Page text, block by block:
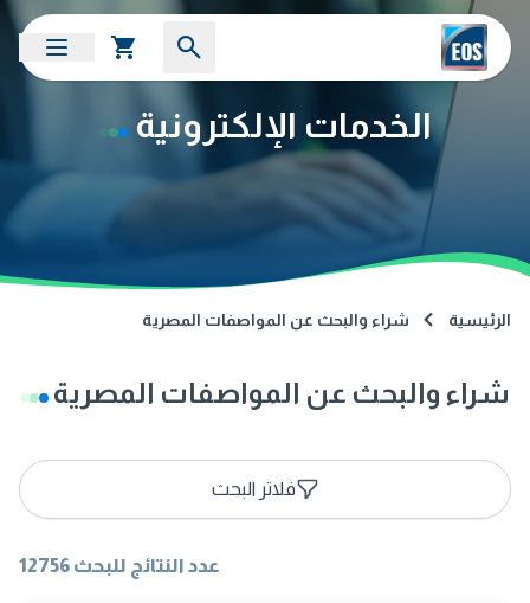
الخدمات الإلكترونية
الرئيسية شراء والبحث عن المواصفات المصرية
شراء والبحث عن المواصفات المصرية
فلاتر البحث
عدد النتائج للبحث 12756